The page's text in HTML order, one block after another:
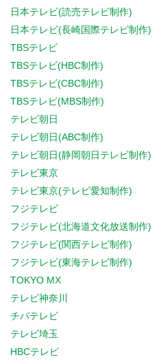
日本テレビ(読売テレビ制作)
日本テレビ(長崎国際テレビ制作)
TBSテレビ
TBSテレビ(HBC制作)
TBSテレビ(CBC制作)
TBSテレビ(MBS制作)
テレビ朝日
テレビ朝日(ABC制作)
テレビ朝日(静岡朝日テレビ制作)
テレビ東京
テレビ東京(テレビ愛知制作)
フジテレビ
フジテレビ(北海道文化放送制作)
フジテレビ(関西テレビ制作)
フジテレビ(東海テレビ制作)
TOKYO MX
テレビ神奈川
チバテレビ
テレビ埼玉
HBCテレビ